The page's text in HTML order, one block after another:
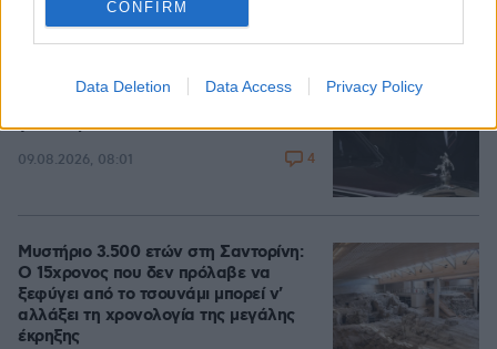
CONFIRM
Data Deletion Data Access Privacy Policy
πρίγκιπα Άντριου όταν πεθάνει παρά
για το «μυστικό σχέδιο»
09.08.2026, 08:01 4
Μυστήριο 3.500 ετών στη Σαντορίνη:
Ο 15χρονος που δεν πρόλαβε να
ξεφύγει από το τσουνάμι μπορεί ν'
αλλάξει τη χρονολογία της μεγάλης
έκρηξης